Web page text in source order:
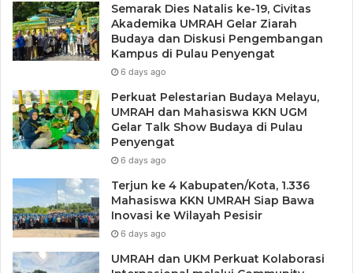
Yayasan Muhammad Alfateh
Semarak Dies Natalis ke-19, Civitas
Akademika UMRAH Gelar Ziarah
Budaya dan Diskusi Pengembangan
Kampus di Pulau Penyengat
6 days ago
Perkuat Pelestarian Budaya Melayu,
UMRAH dan Mahasiswa KKN UGM
Gelar Talk Show Budaya di Pulau
Penyengat
6 days ago
Terjun ke 4 Kabupaten/Kota, 1.336
Mahasiswa KKN UMRAH Siap Bawa
Inovasi ke Wilayah Pesisir
6 days ago
UMRAH dan UKM Perkuat Kolaborasi